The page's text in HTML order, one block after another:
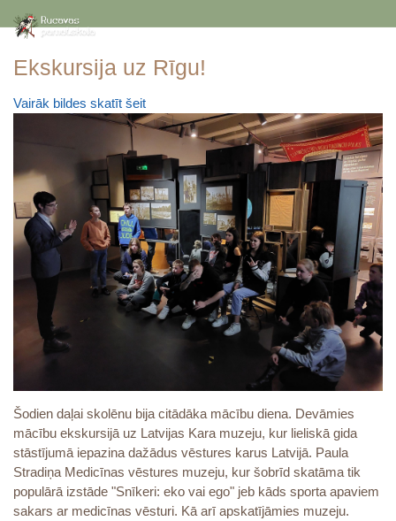
Ekskursija uz Rīgu!
Vairāk bildes skatīt šeit
Šodien daļai skolēnu bija citādāka mācību diena. Devāmies
mācību ekskursijā uz Latvijas Kara muzeju, kur lieliskā gida
stāstījumā iepazina dažādus vēstures karus Latvijā. Paula
Stradiņa Medicīnas vēstures muzeju, kur šobrīd skatāma tik
populārā izstāde "Snīkeri: eko vai ego" jeb kāds sporta apaviem
sakars ar medicīnas vēsturi. Kā arī apskatījāmies muzeju.